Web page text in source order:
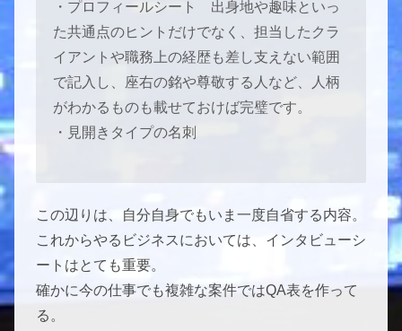
・プロフィールシート 出身地や趣味といっ
た共通点のヒントだけでなく、担当したクラ
イアントや職務上の経歴も差し支えない範囲
で記入し、座右の銘や尊敬する人など、人柄
がわかるものも載せておけば完璧です。
・見開きタイプの名刺
この辺りは、自分自身でもいま一度自省する内容。
これからやるビジネスにおいては、インタビューシ
ートはとても重要。
確かに今の仕事でも複雑な案件ではQA表を作って
る。